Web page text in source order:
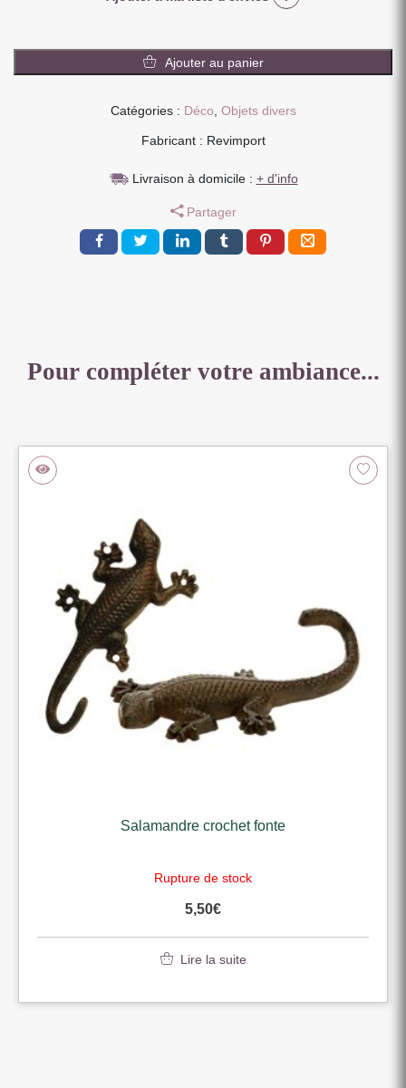
de
PIQUE
JARDIN
PLUVIOMETRE
21
60
X
3.5
Ajouter au panier
Catégories : Déco Objets divers
Fabricant : Revimport
Livraison à domicile : + d'info
Partager
Pour compléter votre ambiance...
Salamandre crochet fonte
Rupture de stock
5,50€
Lire la suite